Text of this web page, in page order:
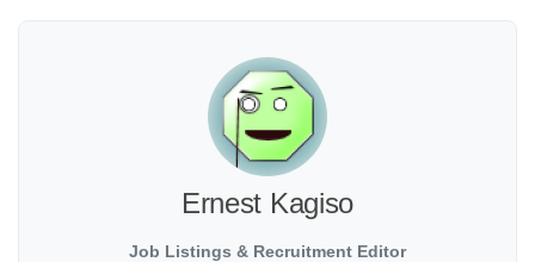
Ernest Kagiso
Job Listings & Recruitment Editor